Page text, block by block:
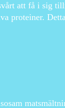
att få i sig
proteiner.